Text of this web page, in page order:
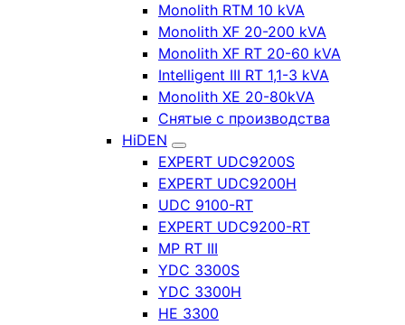
Monolith RTM 10 kVA
Monolith XF 20-200 kVA
Monolith XF RT 20-60 kVA
Intelligent III RT 1,1-3 kVA
Monolith XE 20-80kVA
Снятые с производства
HiDEN
EXPERT UDC9200S
EXPERT UDC9200H
UDC 9100-RT
EXPERT UDC9200-RT
MP RT III
YDC 3300S
YDC 3300H
HE 3300